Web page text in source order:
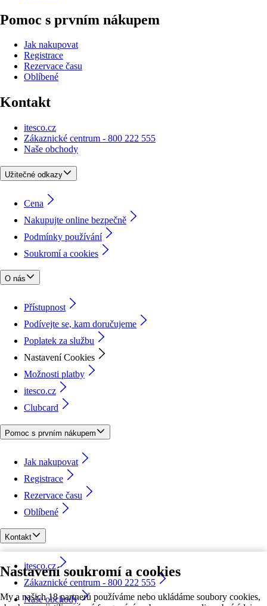
Nastavení soukromí a cookies
My a našich 18 partnerů používáme nebo ukládáme soubory cookies,
Pomoc s prvním nákupem
Jak nakupovat
Registrace
Rezervace času
Oblíbené
Kontakt
itesco.cz
Zákaznické centrum - 800 222 555
Naše obchody
Užitečné odkazy
Cena
Nakupujte online bezpečně
Podmínky používání
Soukromí a cookies
O nás
Přístupnost
Podívejte se, kam doručujeme
Poplatek za službu
Nastavení Cookies
Možnosti platby
itesco.cz
Clubcard
Pomoc s prvním nákupem
Jak nakupovat
Registrace
Rezervace času
Oblíbené
Kontakt
itesco.cz
Zákaznické centrum - 800 222 555
Naše obchody